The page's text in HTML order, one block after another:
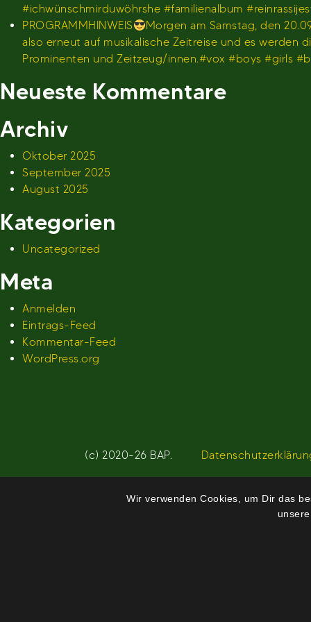
#ichwünschmirduwöhrshe #familienalbum
PROGRAMMHINWEIS
Morgen am Samstag, den
also erneut auf musikalische Zeitreise und es
Prominenten und Zeitzeug/innen.#vox #boys #girls
Neueste Kommentare
Archiv
Oktober 2025
September 2025
August 2025
Kategorien
Uncategorized
Meta
Anmelden
Eintrags-Feed
Kommentar-Feed
WordPress.org
(c) 2020-26 BAP.
Wir verwenden Cookies, um Dir das